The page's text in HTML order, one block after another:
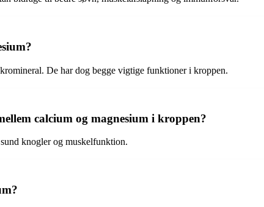
De har dog begge vigtige funktioner i kroppen.
calcium og magnesium i kroppen?
knogler og muskelfunktion.